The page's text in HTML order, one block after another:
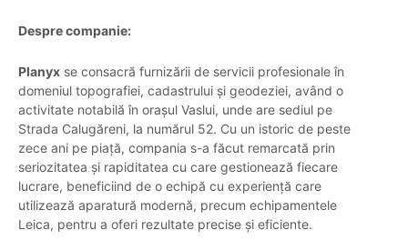
Despre companie:
Planyx se consacră furnizării de servicii profesionale în
domeniul topografiei, cadastrului și geodeziei, având o
activitate notabilă în orașul Vaslui, unde are sediul pe
Strada Calugăreni, la numărul 52. Cu un istoric de peste
zece ani pe piață, compania s-a făcut remarcată prin
seriozitatea și rapiditatea cu care gestionează fiecare
lucrare, beneficiind de o echipă cu experiență care
utilizează aparatură modernă, precum echipamentele
Leica, pentru a oferi rezultate precise și eficiente.